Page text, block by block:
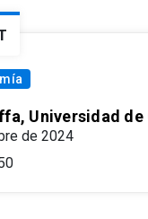
Universidad de
de 2024